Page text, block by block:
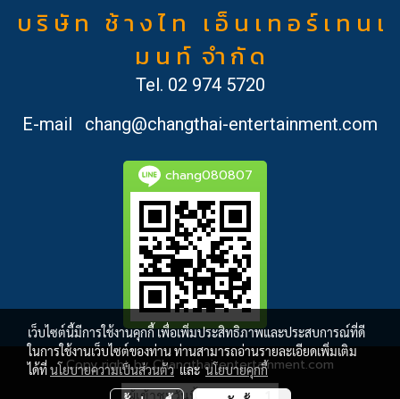
บ ริ ษั ท ช้ า ง ไ ท เ อ็ น เ ท อ ร์ เ ท น เ
ม น ท์ จำ กั ด
Tel. 02 974 5720
E-mail
chang@changthai-entertainment.com
chang080807
Copy right by Changthai-entertainment.com
ผู้เข้าชมวันนี้
เว็บไซต์นี้มีการใช้งานคุกกี้ เพื่อเพิ่มประสิทธิภาพและประสบการณ์ที่ดี
ในการใช้งานเว็บไซต์ของท่าน ท่านสามารถอ่านรายละเอียดเพิ่มเติม
ได้ที่นโยบายความเป็นส่วนตัวและนโยบายคุกกี้